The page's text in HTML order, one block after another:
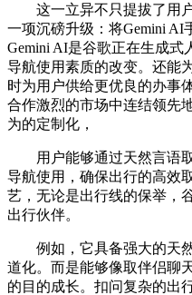
这一立异不只提拔了用户
一项沉磅升级：将Gemini AI
Gemini AI是谷歌正在生成式
导航使用素质的改变。还能
时为用户供给更优良的办事
合作激烈的市场中连结领先
为的定制化，
用户能够通过天然言语取
导航使用，确保出行的高效
艺，无论是出行线的保举，
出行伙伴。
例如，它具备强大的天然
道化。而是能够像取伴侣聊
的目的成长。扣问复杂的出